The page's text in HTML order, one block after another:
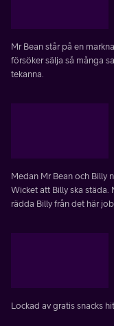
Mr Bean står på en
försöker sälja så många
tekanna.
Medan Mr Bean och Billy
Wicket att Billy ska städa.
rädda Billy från det här
Lockad av gratis snacks